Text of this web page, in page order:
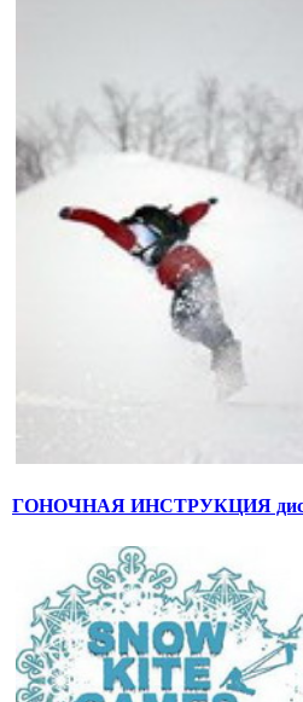
ГОНОЧНАЯ ИНСТРУКЦИЯ